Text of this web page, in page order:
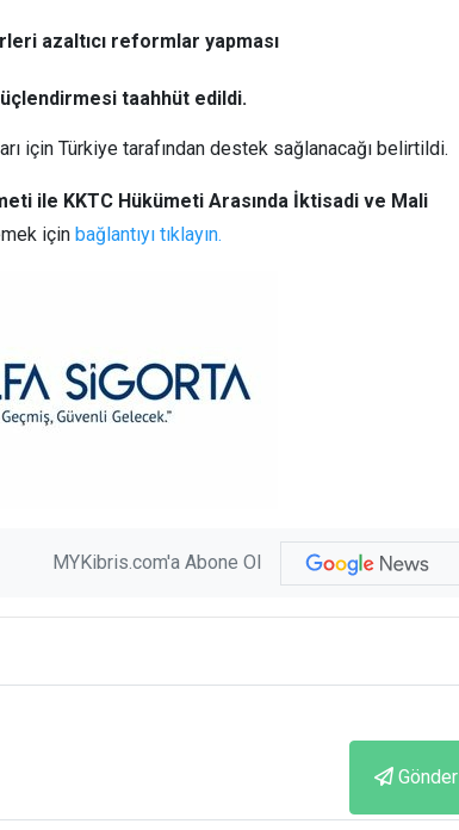
azaltıcı reformlar yapması
taahhüt edildi.
için Türkiye tarafından destek sağlanacağı belirtildi.
ile KKTC Hükümeti Arasında İktisadi ve Mali
için bağlantıyı tıklayın.
MYKibris.com'a Abone Ol
Gönder